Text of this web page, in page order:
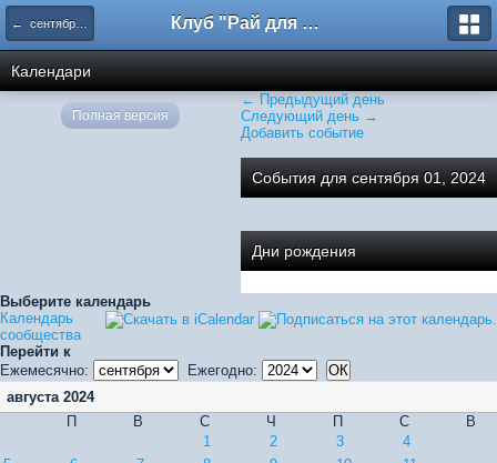
← сентября 2024 Клуб "Рай для общения"
Календари
← Предыдущий день
Следующий день →
Добавить событие
События для сентября 01, 2024
Дни рождения
Выберите календарь
Календарь
сообщества
Перейти к
Ежемесячно:
Ежегодно:
августа 2024
П
В С Ч П С
В
1
2 3
4
Полная версия